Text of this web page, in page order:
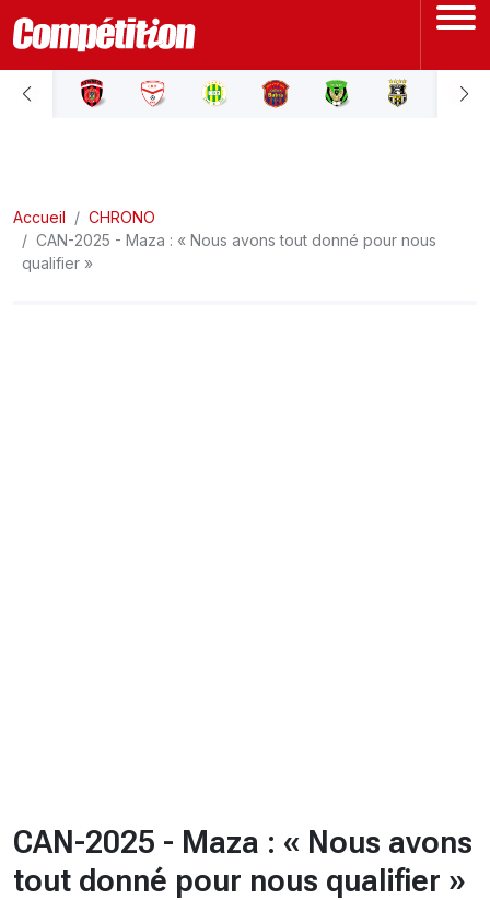
ACCUEIL
LIGUE 2
COUPE D'ALGÉRIE
Accueil
CHRONO
CAN-2025 - Maza : « Nous avons tout donné pour nous
qualifier »
CAN-2025 - Maza : « Nous avons
tout donné pour nous qualifier »